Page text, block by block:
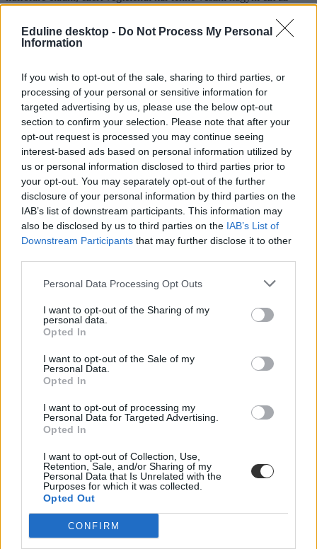
Eduline desktop - Do Not Process My Personal
Information
If you wish to opt-out of the sale, sharing to third parties, or
processing of your personal or sensitive information for
targeted advertising by us, please use the below opt-out
section to confirm your selection. Please note that after your
opt-out request is processed you may continue seeing
interest-based ads based on personal information utilized by
us or personal information disclosed to third parties prior to
your opt-out. You may separately opt-out of the further
disclosure of your personal information by third parties on the
IAB’s list of downstream participants. This information may
also be disclosed by us to third parties on the IAB’s List of
Downstream Participants that may further disclose it to other
Personal Data Processing Opt Outs
I want to opt-out of the Sharing of my
personal data.
Opted In
I want to opt-out of the Sale of my
Personal Data.
Opted In
I want to opt-out of processing my
Personal Data for Targeted Advertising.
Opted In
I want to opt-out of Collection, Use,
Retention, Sale, and/or Sharing of my
Personal Data that Is Unrelated with the
Purposes for which it was collected.
Opted Out
CONFIRM
ágazatot".
Arra a kérdésre, hogy miért nem állnak fel a tárgyalóasztaltól, az
MRK elnöke azt mondta: van egy ígéretük, hogy amennyiben a
koncepció eloszlatja a politikai aggályokat, akkor erre építve
közösen kidolgozhatók a finanszírozás alapelvei. "Felelőtlenség
lenne felállni, és engedni, hogy a tervet nélkülünk dolgozzák ki" -
tette hozzá.
A kancellária rendszeréről Mezey elmondta: Klinghammer István
felsőoktatásért felelős államtitkár ígérete szerint az MRK nélkül nem
tárgyal a kérdésről, ha ez mégis megtörténne, az a bizalom halálát
jelentené. 2015. január 1-jéig biztosan nem születik meg a kancellári
poszt. A tárgyalások pillanatnyilag abba az irányba mutatnak, hogy
intézményenként egy fenntartói testület lesz, amelynek tagjai a
kincstári biztos, a rektor és a gazdasági igazgató - tette hozzá az
MRK elnöke.
mrk
Magyar Rektori Konferencia
felsőoktatás állami támogatás 2013
Hozzászólások
oktatásról szóló közbeszédnek”
Az új kormány az elődökétől merőben eltérő kommunikációs
stratégiával kezdte meg működését. Az egyes minisztériumok
szintjére kiterjesztett hiperaktivitás érezhetően felszabadulást,
optimizmust ébresztett és éltet. Különösen az olyan, korábban porig
alázott ágazatban, mint az oktatás. Ám pontosan ez a lendület az,